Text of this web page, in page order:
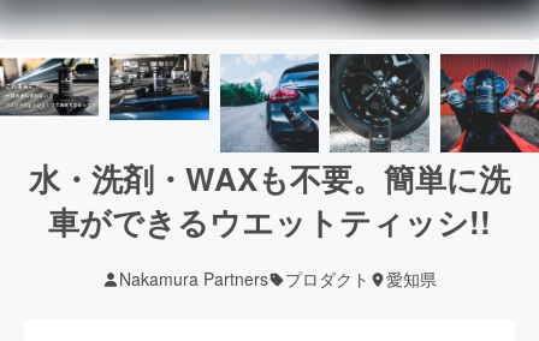
水・洗剤・WAXも不要。簡単に洗
車ができるウエットティッシ!!
Nakamura Partners プロダクト 愛知県